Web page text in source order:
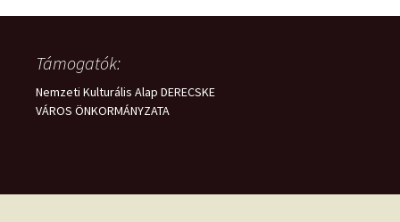
navigáció
Támogatók:
Nemzeti Kulturális Alap DERECSKE
VÁROS ÖNKORMÁNYZATA